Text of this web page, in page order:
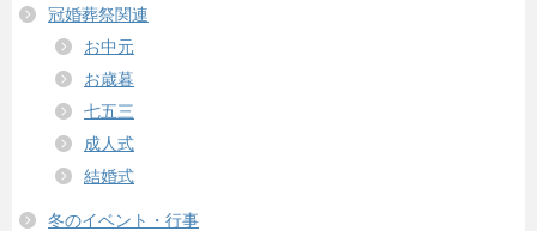
冠婚葬祭関連
お中元
お歳暮
七五三
成人式
結婚式
冬のイベント・行事